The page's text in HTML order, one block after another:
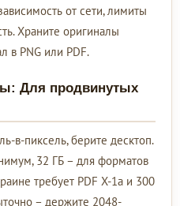
от сети, лимиты
Храните оригиналы
в PNG или PDF.
Для продвинутых
в-пиксель, берите десктоп.
32 ГБ – для форматов
требует PDF X-1a и 300
– держите 2048-